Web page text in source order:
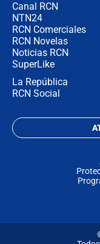
Canal RCN
NTN24
RCN Comerciales
RCN Novelas
Noticias RCN
SuperLike
La República
RCN Social